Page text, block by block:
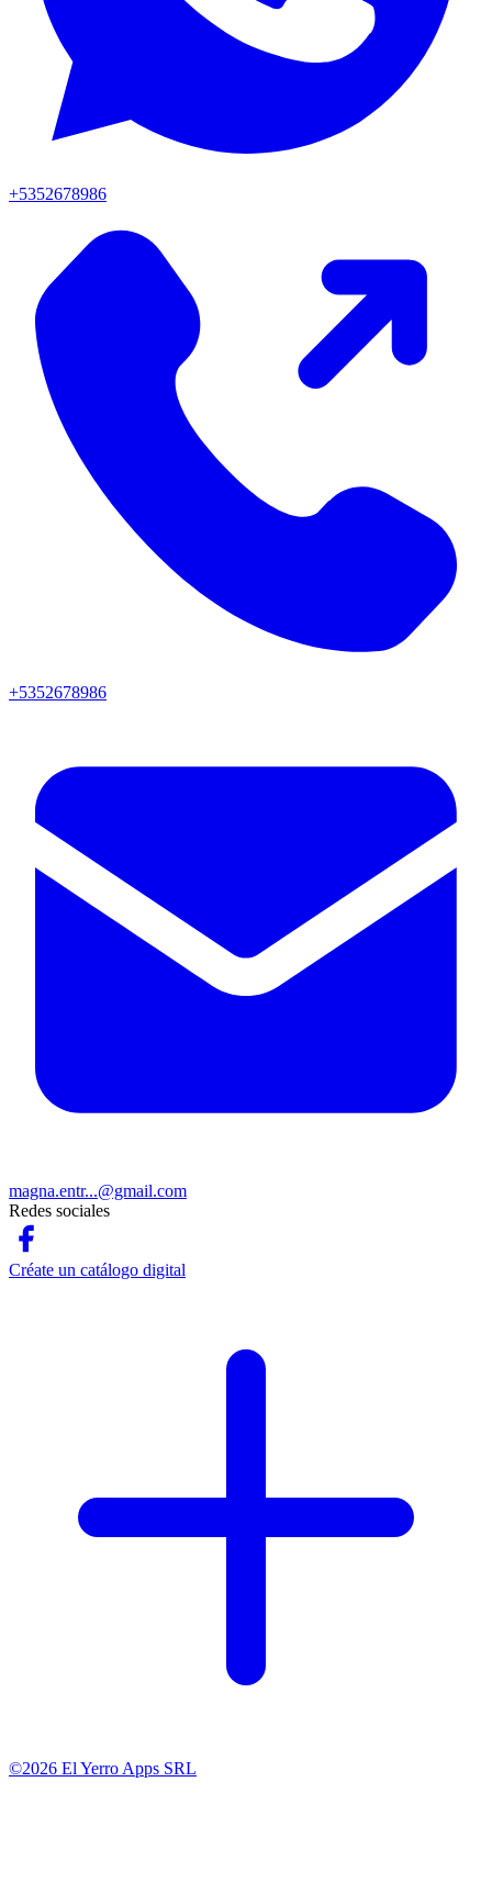
+5352678986
+5352678986
magna.entr...@gmail.com
Redes sociales
Créate un catálogo digital
©2026 El Yerro Apps SRL